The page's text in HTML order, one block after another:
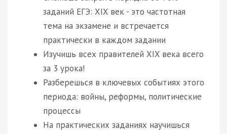
заданий ЕГЭ: XIX век - это частотная
тема на экзамене и встречается
практически в каждом задании
Изучишь всех правителей XIX века всего
за 3 урока!
Разберешься в ключевых событиях этого
периода: войны, реформы, политические
процессы
На практических заданиях научишься